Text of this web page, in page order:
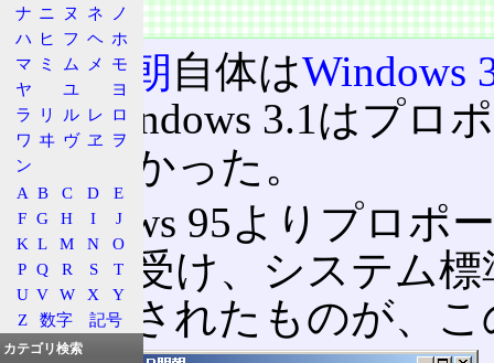
概要
MS 明朝自体はWindows
し、Windows 3.1はプロ
ていなかった。
Windows 95よりプロポ
ことを受け、システム
て用意されたものが、
ナ ニ ヌ ネ
ノ
ハ ヒ フ ヘ ホ
マ ミ ム メ
モ
ヤ
ユ
ヨ
ラ
リ ル レ ロ
ワ ヰ ヴ ヱ
ヲ
ン
A B C D
E
F G H I
J
K L M N
O
P Q R S
T
U V W X
Y
Z
数字 記号
カテゴリ検索